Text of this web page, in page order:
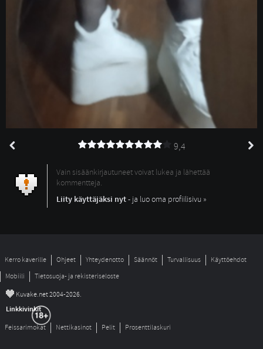
9,4
Vain sisäänkirjautuneet voivat lukea ja lähettää
kommentteja.
Liity käyttäjäksi nyt- ja luo oma profiilisivu »
Kerro kaverille Ohjeet Yhteydenotto Säännöt Turvallisuus
Käyttöehdot
Mobiili
Tietosuoja- ja rekisteriseloste
© Kuvake.net 2004-2026.
Linkkivinkit
Feissarimokat Nettikasinot Pelit Prosenttilaskuri